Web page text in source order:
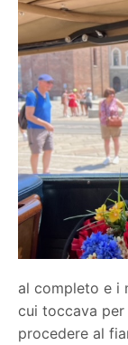
al completo e i
cui toccava
procedere al